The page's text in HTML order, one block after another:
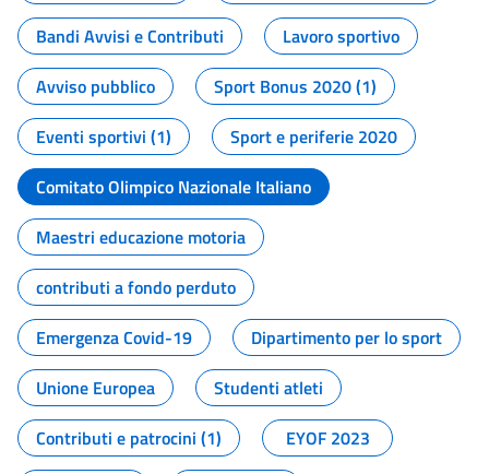
Bandi Avvisi e Contributi
Lavoro sportivo
Avviso pubblico
Sport Bonus 2020 (1)
Eventi sportivi (1)
Sport e periferie 2020
Comitato Olimpico Nazionale Italiano
Maestri educazione motoria
contributi a fondo perduto
Emergenza Covid-19
Dipartimento per lo sport
Unione Europea
Studenti atleti
Contributi e patrocini (1)
EYOF 2023